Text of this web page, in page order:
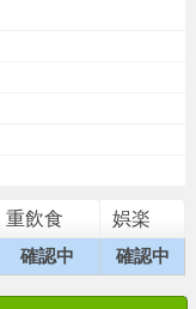
重飲食 娯楽
確認中 確認中